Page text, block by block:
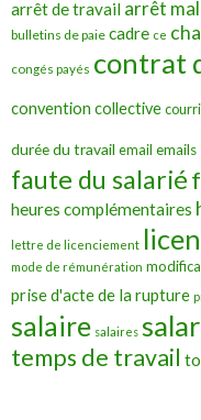
arrêt de travail arrêt
bulletins de paie cadre ce
congés payés contrat
convention collective
durée du travail email emails
faute du salarié
heures complémentaires
lettre de licenciement
mode de rémunération
prise d'acte de la rupture
salaire salaires
temps de travail